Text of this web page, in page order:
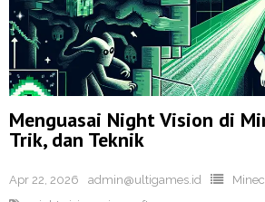
Menguasai Night Vision di
Trik, dan Teknik
Apr 22, 2026 admin@ultigames.id